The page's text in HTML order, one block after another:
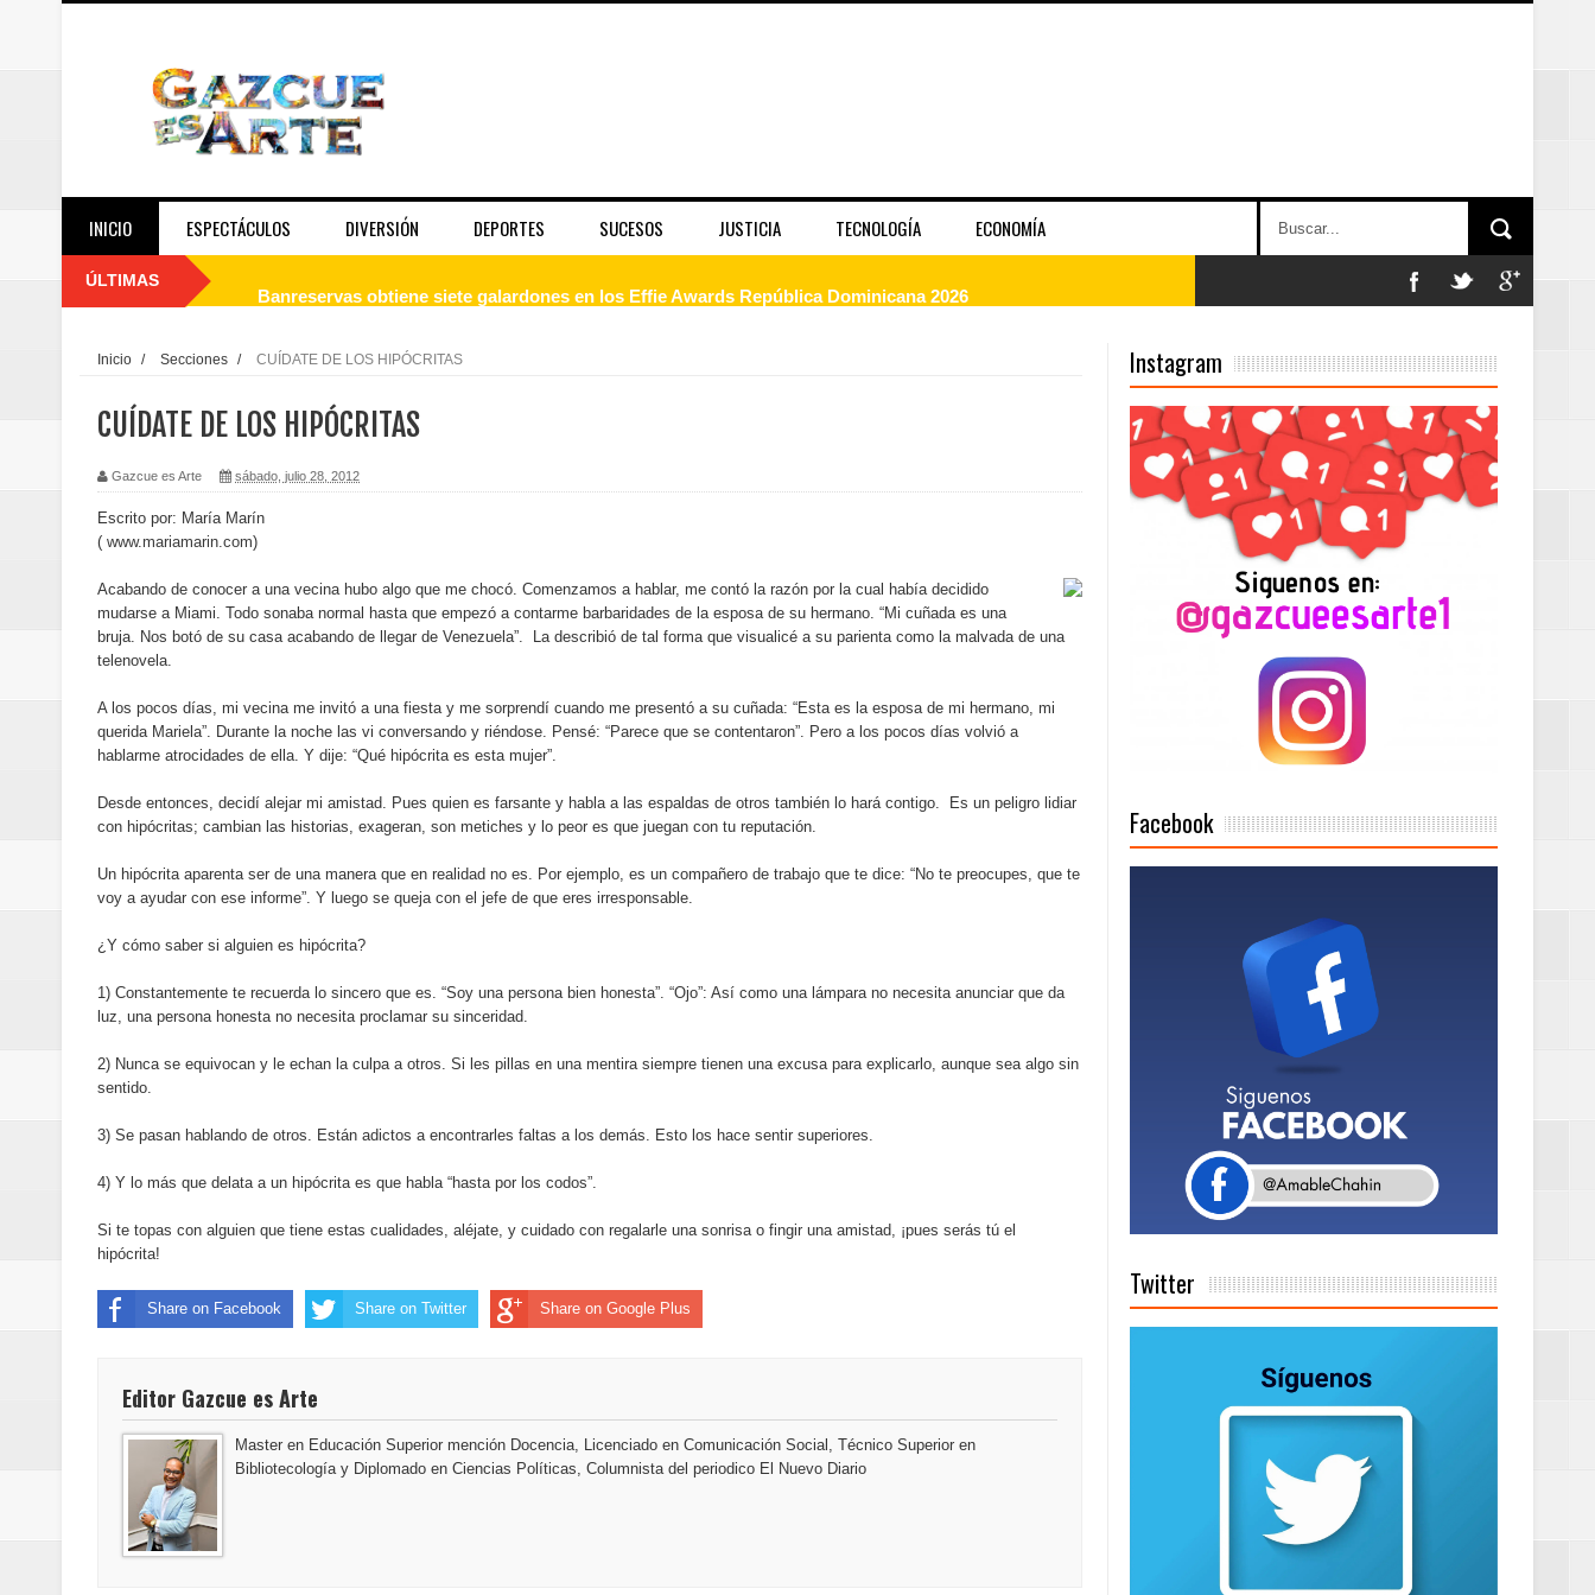
INICIO ESPECTÁCULOS DIVERSIÓN DEPORTES SUCESOS JUSTICIA TECNOLOGÍA ECONOMÍA
ÚLTIMAS
Banreservas recibe nuevamente la máxima calificación crediticia AAA.do de Moody's Local RD con perspectiva
Estable
Juan Luis Guerra se acompaña del coro “Más que Vencedores” y nos regala el “Canto a la Patria” en la clausura
Oscar Abreu cuestiona la interrupción del Premio Nacional de Artes Visuales
Pavel Núñez y su Bipolarband deslumbran con una noche de fusiones e invitados de lujo en el Hard Rock Café
Banreservas y Banco Popular abordan retos y oportunidades del sistema financiero nacional
“Los Rechazados 2” llega a los cines impulsada por la franquicia dominicana más taquillera del 2025
Designan a Angelina Biviana Riveiro como vicepresidenta ejecutiva de Fiduciaria Reservas
Sexappeal celebra 25 años de trayectoria artística con nuevo álbum, renovación de su equipo y conciertos
Maridalia Hernández y El Canario se unen al regreso de Pavel Núñez y su “Bipolarband” a Hard Rock Café Santo
Domingo
Doctor Leonardo Aguilera afirma que Banreservas seguirá impulsando la seguridad alimentaria tras salida de RD
del mapa del hambre
Banreservas inaugura oficina en el Centro de Retención de Vehículos de Pedro Brand
SEPROI obtiene certificación ISO 37001 y se convierte en la primera empresa del sector con Sistema de Gestión
Inicio / Secciones / CUÍDATE DE LOS HIPÓCRITAS
CUÍDATE DE LOS HIPÓCRITAS
Gazcue es Arte sábado, julio 28, 2012
Escrito por: María Marín
( www.mariamarin.com)
Acabando de conocer a una vecina hubo algo que me chocó. Comenzamos a hablar, me contó la razón por la cual había decidido
mudarse a Miami. Todo sonaba normal hasta que empezó a contarme barbaridades de la esposa de su hermano. “Mi cuñada es una
bruja. Nos botó de su casa acabando de llegar de Venezuela”. La describió de tal forma que visualicé a su parienta como la malvada de una
telenovela.
A los pocos días, mi vecina me invitó a una fiesta y me sorprendí cuando me presentó a su cuñada: “Esta es la esposa de mi hermano, mi
querida Mariela”. Durante la noche las vi conversando y riéndose. Pensé: “Parece que se contentaron”. Pero a los pocos días volvió a
hablarme atrocidades de ella. Y dije: “Qué hipócrita es esta mujer”.
Desde entonces, decidí alejar mi amistad. Pues quien es farsante y habla a las espaldas de otros también lo hará contigo. Es un peligro lidiar
con hipócritas; cambian las historias, exageran, son metiches y lo peor es que juegan con tu reputación.
Un hipócrita aparenta ser de una manera que en realidad no es. Por ejemplo, es un compañero de trabajo que te dice: “No te preocupes, que te
voy a ayudar con ese informe”. Y luego se queja con el jefe de que eres irresponsable.
¿Y cómo saber si alguien es hipócrita?
1) Constantemente te recuerda lo sincero que es. “Soy una persona bien honesta”. “Ojo”: Así como una lámpara no necesita anunciar que da
luz, una persona honesta no necesita proclamar su sinceridad.
2) Nunca se equivocan y le echan la culpa a otros. Si les pillas en una mentira siempre tienen una excusa para explicarlo, aunque sea algo sin
sentido.
3) Se pasan hablando de otros. Están adictos a encontrarles faltas a los demás. Esto los hace sentir superiores.
4) Y lo más que delata a un hipócrita es que habla “hasta por los codos”.
Si te topas con alguien que tiene estas cualidades, aléjate, y cuidado con regalarle una sonrisa o fingir una amistad, ¡pues serás tú el
hipócrita!
Share on Facebook Share on Twitter Share on Google Plus
Editor Gazcue es Arte
Master en Educación Superior mención Docencia, Licenciado en Comunicación Social, Técnico Superior en
Bibliotecología y Diplomado en Ciencias Políticas, Columnista del periodico El Nuevo Diario
Instagram
Facebook
Twitter